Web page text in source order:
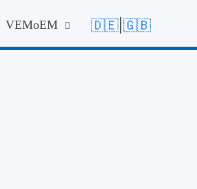
VEMoEM 🇩🇪 🇬🇧